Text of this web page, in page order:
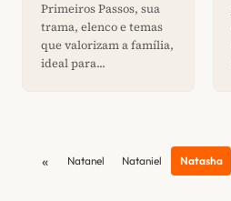
Primeiros Passos, sua
trama, elenco e temas
que valorizam a família,
ideal para...
« Natanel Nataniel Natasha